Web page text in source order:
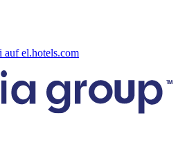
el.hotels.com